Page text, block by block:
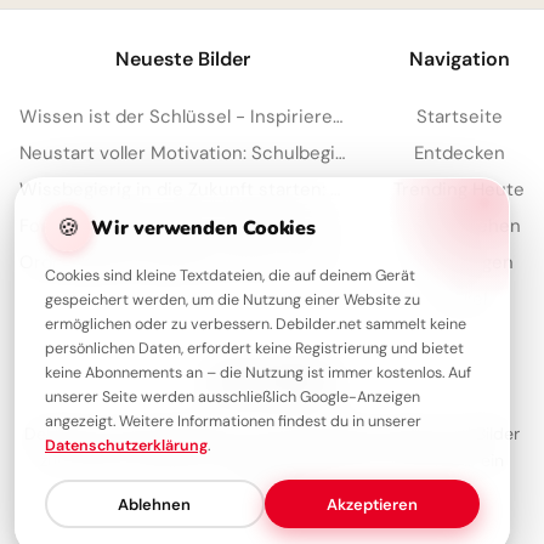
🍪 Wir verwenden Cookies
Cookies sind kleine Textdateien, die auf deinem Gerät
gespeichert werden, um die Nutzung einer Website zu
ermöglichen oder zu verbessern. Debilder.net sammelt keine
persönlichen Daten, erfordert keine Registrierung und bietet
keine Abonnements an – die Nutzung ist immer kostenlos. Auf
unserer Seite werden ausschließlich Google-Anzeigen
angezeigt. Weitere Informationen findest du in unserer
Datenschutzerklärung.
Ablehnen Akzeptieren
Neueste Bilder
Wissen ist der Schlüssel - Inspirierende Schulstart Bilder für Telegram
Neustart voller Motivation: Schulbeginn inspirieren und auf TikTok verbreiten!
Navigation
Startseite
Entdecken
Trending Heute
Meistgesehen
Sammlungen
Über Debilder
Debilder ist deine Plattform für die schönsten Grüße und Bilder
zum Teilen. Entdecke unsere Sammlung und verschenke ein
Lächeln!